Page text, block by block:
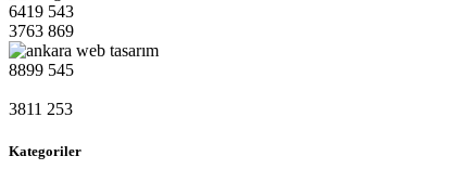
6419 543
3763 869
8899 545
3811 253
Kategoriler